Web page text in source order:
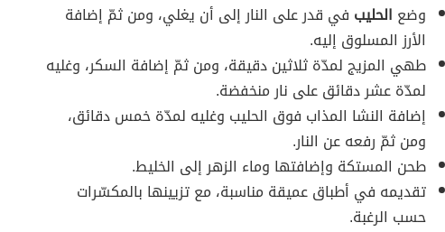
وضع الحليب في قدر على النار إلى أن يغلي، ومن ثمّ إضافة
الأرز المسلوق إليه.
طهي المزيج لمدّة ثلاثين دقيقة، ومن ثمّ إضافة السكر، وغليه
لمدّة عشر دقائق على نار منخفضة.
إضافة النشا المذاب فوق الحليب وغليه لمدّة خمس دقائق،
ومن ثمّ رفعه عن النار.
طحن المستكة وإضافتها وماء الزهر إلى الخليط.
تقديمه في أطباق عميقة مناسبة، مع تزيينها بالمكسّرات
حسب الرغبة.